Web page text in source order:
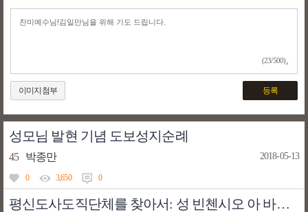
(23/500)
이미지첨부 등록
성모님 발현 기념 도보성지순례
45 박종만 2018-05-13
0 3,650 0
평신도사도직단체를 찾아서: 성 빈첸시오 아 바오로회